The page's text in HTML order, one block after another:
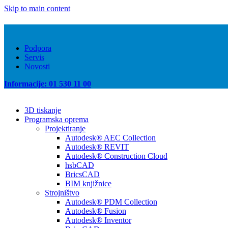
Skip to main content
Podpora
Servis
Novosti
Informacije: 01 530 11 00
3D tiskanje
Programska oprema
Projektiranje
Autodesk® AEC Collection
Autodesk® REVIT
Autodesk® Construction Cloud
hsbCAD
BricsCAD
BIM knjižnice
Strojništvo
Autodesk® PDM Collection
Autodesk® Fusion
Autodesk® Inventor